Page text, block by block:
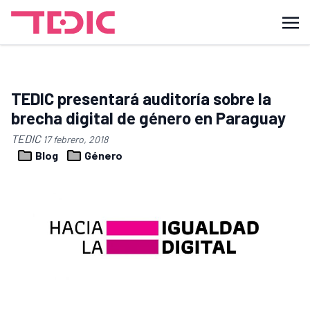
TEDIC presentará auditoría sobre la
brecha digital de género en Paraguay
TEDIC 17 febrero, 2018
Blog Género